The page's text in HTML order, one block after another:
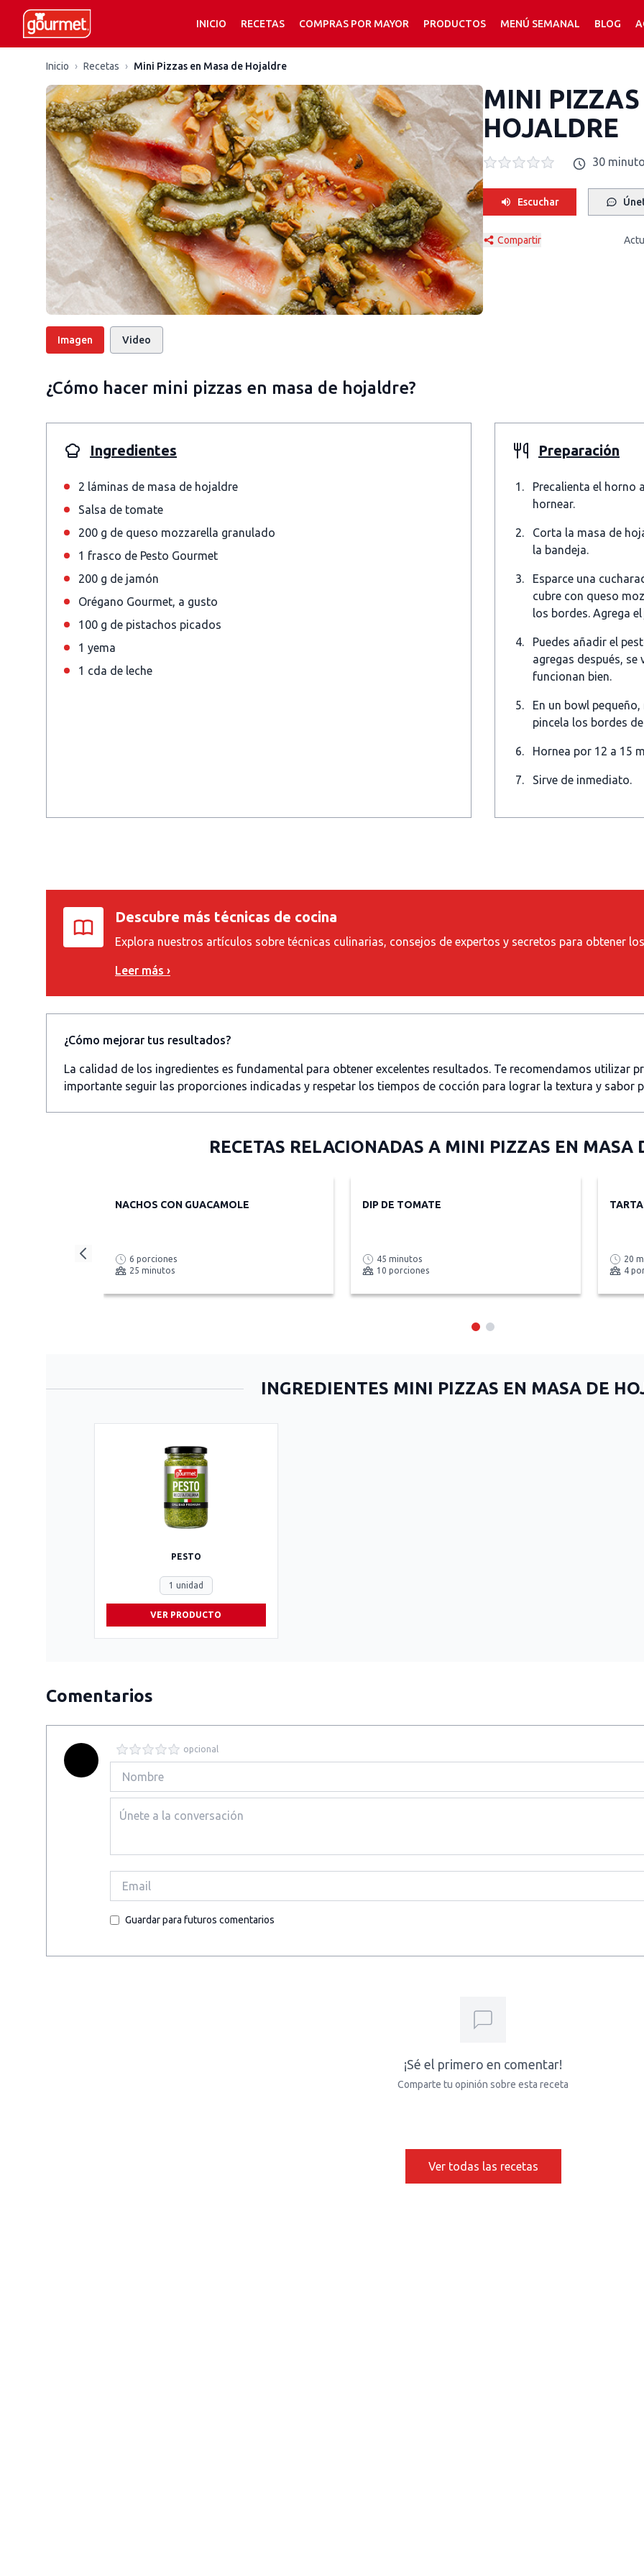
INICIO RECETAS COMPRAS POR MAYOR PRODUCTOS MENÚ SEMANAL BLOG
Inicio › Recetas › Mini Pizzas en Masa de Hojaldre
Imagen Video
MINI
HOJALDRE
30
Escuchar
Compartir
¿Cómo hacer mini pizzas en masa de hojaldre?
Ingredientes
2 láminas de masa de hojaldre
Salsa de tomate
200 g de queso mozzarella granulado
1 frasco de Pesto Gourmet
200 g de jamón
Orégano Gourmet, a gusto
100 g de pistachos picados
1 yema
1 cda de leche
Preparación
Precalienta el horno
hornear.
Corta la masa de
la bandeja.
Esparce una
cubre con queso
los bordes. Agrega
Puedes añadir el
agregas después,
funcionan bien.
En un bowl
pincela los bordes
Hornea por 12 a 15
Sirve de inmediato.
Descubre más técnicas de cocina
Explora nuestros artículos sobre técnicas culinarias, consejos de expertos y secretos para obtener
Leer más ›
¿Cómo mejorar tus resultados?
La calidad de los ingredientes es fundamental para obtener excelentes resultados. Te recomendamos utilizar
importante seguir las proporciones indicadas y respetar los tiempos de cocción para lograr la textura y sabor
RECETAS RELACIONADAS A MINI PIZZAS EN MASA
NACHOS CON GUACAMOLE
6 porciones
25 minutos
DIP DE TOMATE
45 minutos
10 porciones
20
4
INGREDIENTES MINI PIZZAS EN MASA DE
PESTO
1 unidad
VER PRODUCTO
Comentarios
opcional
Guardar para futuros comentarios
¡Sé el primero en comentar!
Comparte tu opinión sobre esta receta
Ver todas las recetas